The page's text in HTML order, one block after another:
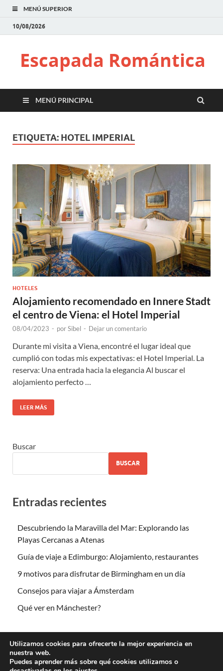
MENÚ SUPERIOR
10/08/2026
Escapada Romántica
MENÚ PRINCIPAL
ETIQUETA: HOTEL IMPERIAL
HOTELES
Alojamiento recomendado en Innere Stadt
el centro de Viena: el Hotel Imperial
08/04/2023 - porSibel - Dejar un comentario
Durante mi visita a Viena, encontré el lugar ideal que
cumplió con todas mis expectativas: el Hotel Imperial. La
reserva: Una entrada hacia la elegancia Al buscar el
alojamiento perfecto …
LEER MÁS
Buscar
BUSCAR
Entradas recientes
Descubriendo la Maravilla del Mar: Explorando las
Playas Cercanas a Atenas
Guía de viaje a Edimburgo: Alojamiento, restaurantes
9 motivos para disfrutar de Birmingham en un día
Consejos para viajar a Ámsterdam
Qué ver en Mánchester?
Utilizamos cookies para ofrecerte la mejor experiencia en
nuestra web.
Puedes aprender más sobre qué cookies utilizamos o